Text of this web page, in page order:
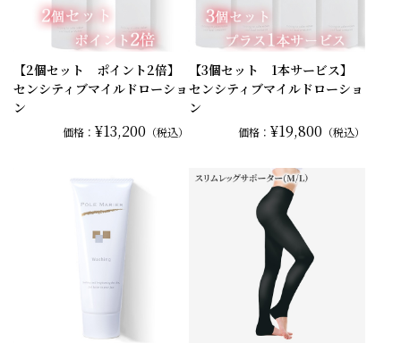
【2個セット ポイント2倍】
センシティブマイルドローショ
ン
価格：¥13,200 （税込）
【3個セット 1本サービス】
センシティブマイルドローショ
ン
価格： ¥19,800 （税込）